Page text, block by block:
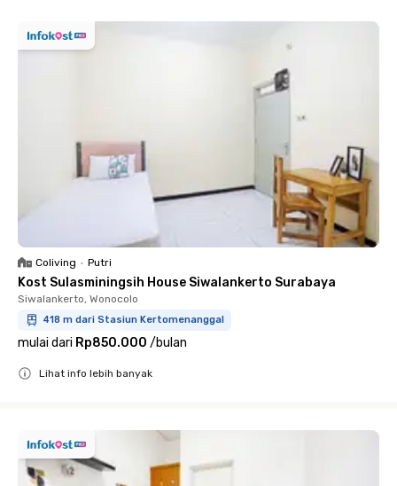
Coliving • Putri
Kost Sulasminingsih House Siwalankerto Surabaya
Siwalankerto, Wonocolo
418 m dari Stasiun Kertomenanggal
mulai dari Rp850.000 /bulan
Lihat info lebih banyak